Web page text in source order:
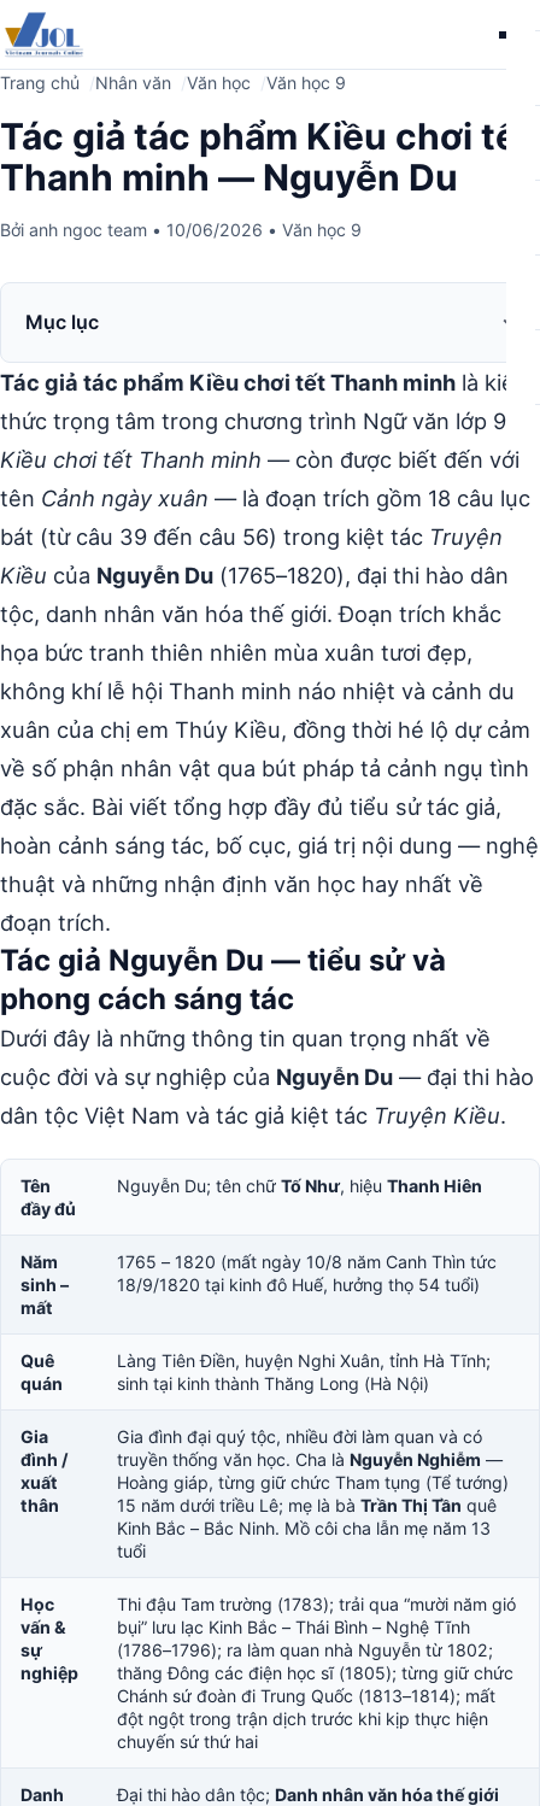
Trang chủ Nhân văn Văn học Văn học 9
Tác giả tác phẩm Kiều chơi tết
Thanh minh — Nguyễn Du
Bởi anh ngoc team • 10/06/2026 • Văn học 9
Mục lục
Tác giả tác phẩm Kiều chơi tết Thanh minh là kiến
thức trọng tâm trong chương trình Ngữ văn lớp 9.
Kiều chơi tết Thanh minh — còn được biết đến với
tên Cảnh ngày xuân — là đoạn trích gồm 18 câu lục
bát (từ câu 39 đến câu 56) trong kiệt tác Truyện
Kiều của Nguyễn Du (1765–1820), đại thi hào dân
tộc, danh nhân văn hóa thế giới. Đoạn trích khắc
họa bức tranh thiên nhiên mùa xuân tươi đẹp,
không khí lễ hội Thanh minh náo nhiệt và cảnh du
xuân của chị em Thúy Kiều, đồng thời hé lộ dự cảm
về số phận nhân vật qua bút pháp tả cảnh ngụ tình
đặc sắc. Bài viết tổng hợp đầy đủ tiểu sử tác giả,
hoàn cảnh sáng tác, bố cục, giá trị nội dung — nghệ
thuật và những nhận định văn học hay nhất về
đoạn trích.
Tác giả Nguyễn Du — tiểu sử và
phong cách sáng tác
Dưới đây là những thông tin quan trọng nhất về
cuộc đời và sự nghiệp của Nguyễn Du — đại thi hào
dân tộc Việt Nam và tác giả kiệt tác Truyện Kiều.
Tên
đầy đủ
Nguyễn Du; tên chữ Tố Như, hiệu Thanh Hiên
Năm
sinh –
mất
1765 – 1820 (mất ngày 10/8 năm Canh Thìn tức
18/9/1820 tại kinh đô Huế, hưởng thọ 54 tuổi)
Quê
quán
Làng Tiên Điền, huyện Nghi Xuân, tỉnh Hà Tĩnh;
sinh tại kinh thành Thăng Long (Hà Nội)
Gia
đình /
xuất
thân
Gia đình đại quý tộc, nhiều đời làm quan và có
truyền thống văn học. Cha là Nguyễn Nghiễm —
Hoàng giáp, từng giữ chức Tham tụng (Tể tướng)
15 năm dưới triều Lê; mẹ là bà Trần Thị Tần quê
Kinh Bắc – Bắc Ninh. Mồ côi cha lẫn mẹ năm 13
tuổi
Học
vấn &
sự
nghiệp
Thi đậu Tam trường (1783); trải qua “mười năm gió
bụi” lưu lạc Kinh Bắc – Thái Bình – Nghệ Tĩnh
(1786–1796); ra làm quan nhà Nguyễn từ 1802;
thăng Đông các điện học sĩ (1805); từng giữ chức
Chánh sứ đoàn đi Trung Quốc (1813–1814); mất
đột ngột trong trận dịch trước khi kịp thực hiện
chuyến sứ thứ hai
Danh
Đại thi hào dân tộc; Danh nhân văn hóa thế giới